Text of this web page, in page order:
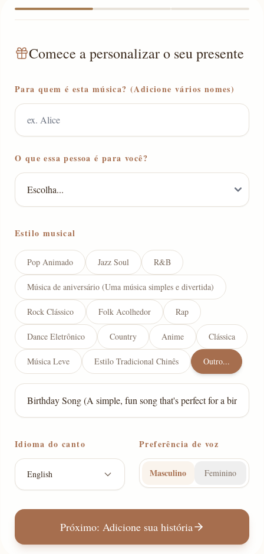
Comece a personalizar o seu presente
Para quem é esta música? (Adicione vários nomes)
O que essa pessoa é para você?
Estilo musical
Pop Animado Jazz Soul R&B
Música de aniversário (Uma música simples e divertida)
Rock Clássico Folk Acolhedor Rap
Dance Eletrônico Country Anime Clássica
Música Leve Estilo Tradicional Chinês Outro...
Idioma do canto
English
Preferência de voz
Masculino Feminino
Próximo: Adicione sua história